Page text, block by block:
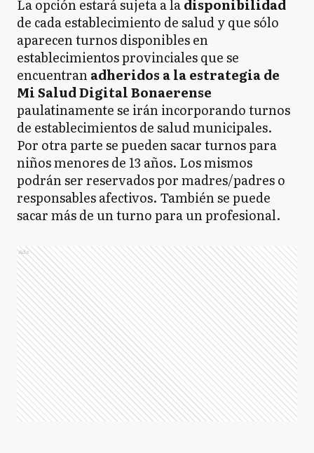
La opción estará sujeta a ladisponibilidad
de cada establecimiento de salud y que sólo
aparecen turnos disponibles en
establecimientos provinciales que se
encuentranadheridos a la estrategia de
Mi Salud Digital Bonaerense
paulatinamente se irán incorporando turnos
de establecimientos de salud municipales.
Por otra parte se pueden sacar turnos para
niños menores de 13 años. Los mismos
podrán ser reservados por madres/padres o
responsables afectivos. También se puede
sacar más de un turno para un profesional.
Ads